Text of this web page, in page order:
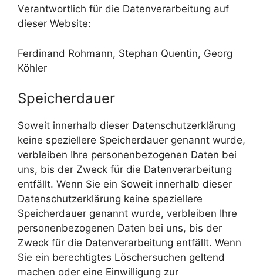
Verantwortlich für die Datenverarbeitung auf
dieser Website:
Ferdinand Rohmann, Stephan Quentin, Georg
Köhler
Speicherdauer
Soweit innerhalb dieser Datenschutzerklärung
keine speziellere Speicherdauer genannt wurde,
verbleiben Ihre personenbezogenen Daten bei
uns, bis der Zweck für die Datenverarbeitung
entfällt. Wenn Sie ein Soweit innerhalb dieser
Datenschutzerklärung keine speziellere
Speicherdauer genannt wurde, verbleiben Ihre
personenbezogenen Daten bei uns, bis der
Zweck für die Datenverarbeitung entfällt. Wenn
Sie ein berechtigtes Löschersuchen geltend
machen oder eine Einwilligung zur